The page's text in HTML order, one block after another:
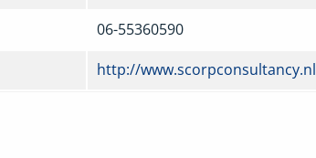
06-55360590
http://www.scorpconsultancy.nl